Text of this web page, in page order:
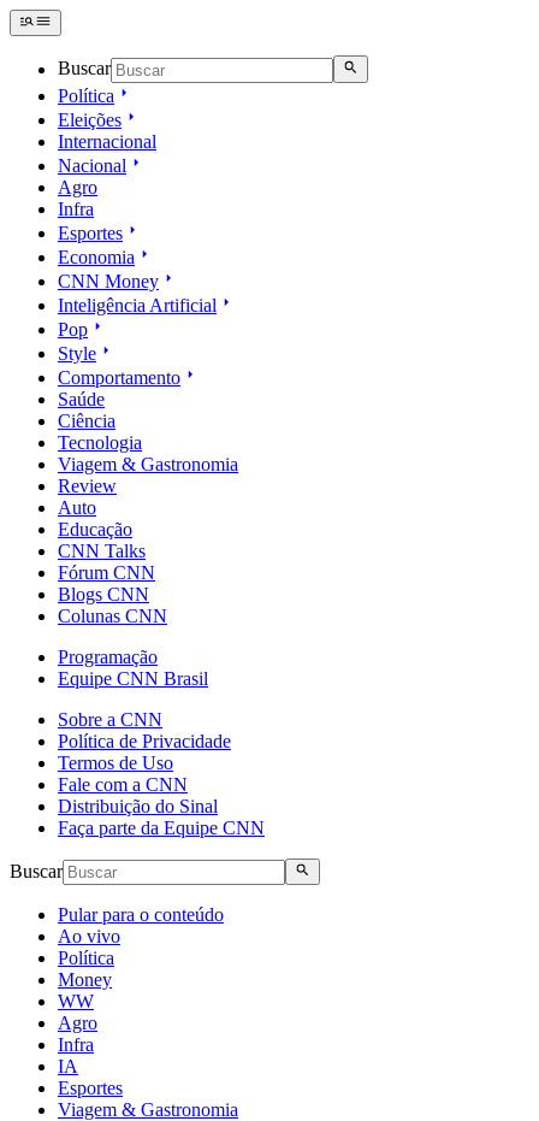
Buscar
Política
Eleições
Internacional
Nacional
Agro
Infra
Esportes
Economia
CNN Money
Inteligência Artificial
Pop
Style
Comportamento
Saúde
Ciência
Tecnologia
Viagem & Gastronomia
Review
Auto
Educação
CNN Talks
Fórum CNN
Blogs CNN
Colunas CNN
Programação
Equipe CNN Brasil
Sobre a CNN
Política de Privacidade
Termos de Uso
Fale com a CNN
Distribuição do Sinal
Faça parte da Equipe CNN
Buscar
Pular para o conteúdo
Ao vivo
Política
Money
WW
Agro
Infra
IA
Esportes
Viagem & Gastronomia